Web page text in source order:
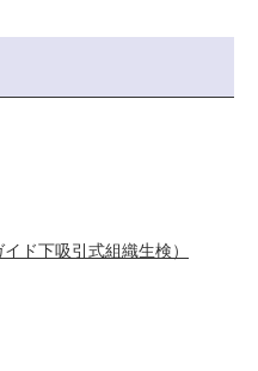
ド下吸引式組織生検）